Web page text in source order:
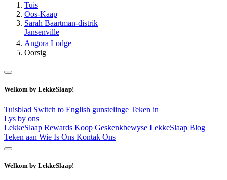
Tuis
Oos-Kaap
Sarah Baartman-distrik
Jansenville
Angora Lodge
Oorsig
Welkom by LekkeSlaap!
Tuisblad Switch to English gunstelinge Teken in
Lys by ons
LekkeSlaap Rewards Koop Geskenkbewyse LekkeSlaap Blog
Teken aan Wie Is Ons Kontak Ons
Welkom by LekkeSlaap!